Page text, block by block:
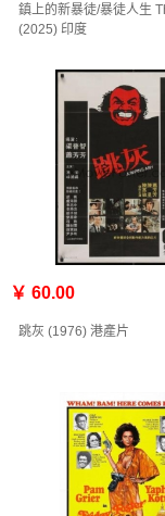
鎮上的新暴徒/暴徒人生
(2025) 印度
￥ 60.00
跳灰 (1976) 港產片